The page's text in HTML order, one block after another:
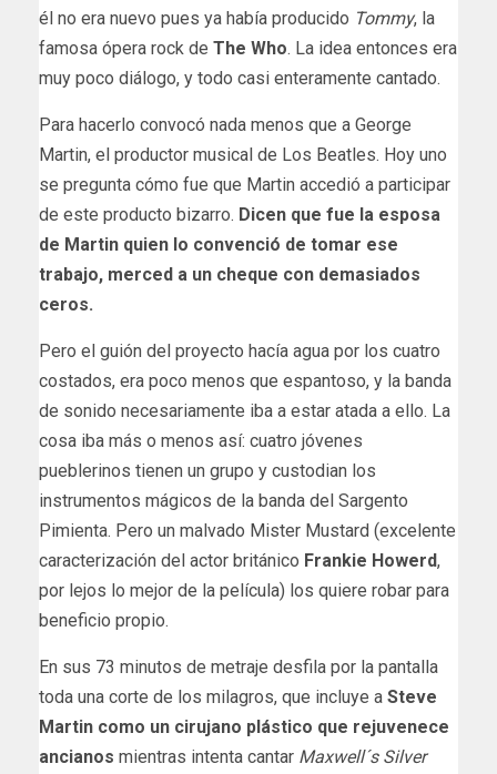
él no era nuevo pues ya había producido Tommy, la
famosa ópera rock de The Who. La idea entonces era
muy poco diálogo, y todo casi enteramente cantado.
Para hacerlo convocó nada menos que a George
Martin, el productor musical de Los Beatles. Hoy uno
se pregunta cómo fue que Martin accedió a participar
de este producto bizarro. Dicen que fue la esposa
de Martin quien lo convenció de tomar ese
trabajo, merced a un cheque con demasiados
ceros.
Pero el guión del proyecto hacía agua por los cuatro
costados, era poco menos que espantoso, y la banda
de sonido necesariamente iba a estar atada a ello. La
cosa iba más o menos así: cuatro jóvenes
pueblerinos tienen un grupo y custodian los
instrumentos mágicos de la banda del Sargento
Pimienta. Pero un malvado Mister Mustard (excelente
caracterización del actor británico Frankie Howerd,
por lejos lo mejor de la película) los quiere robar para
beneficio propio.
En sus 73 minutos de metraje desfila por la pantalla
toda una corte de los milagros, que incluye a Steve
Martin como un cirujano plástico que rejuvenece
ancianos mientras intenta cantar Maxwell´s Silver